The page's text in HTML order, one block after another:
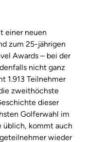
einer neuen
zum 25-jährigen
Awards – bei der
nicht ganz
1.913 Teilnehmer
zweithöchste
dieser
Golferwahl im
üblich, kommt auch
wieder